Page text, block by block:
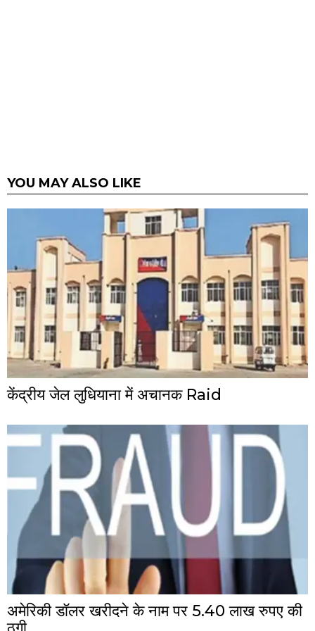
YOU MAY ALSO LIKE
केंद्रीय जेल लुधियाना में अचानक Raid
अमेरिकी डॉलर खरीदने के नाम पर 5.40 लाख रुपए की